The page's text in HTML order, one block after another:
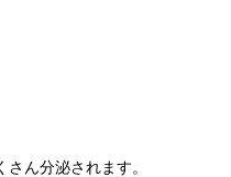
ん分泌されます。